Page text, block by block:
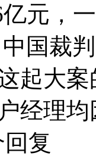
元，
国裁
起大
经理均
复